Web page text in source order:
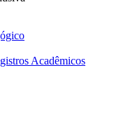
Acadêmicos